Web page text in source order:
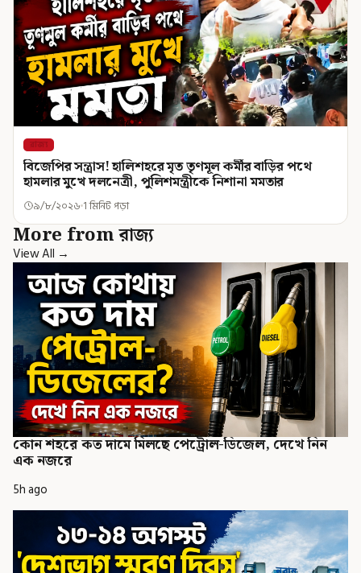
রাজ্য
বিজেপির সন্ত্রাস! হালিশহরে মৃত তৃণমূল কর্মীর বাড়ির পথে
হামলার মুখে দলনেত্রী, পুলিশমন্ত্রীকে নিশানা মমতার
৯/৮/২০২৬ 1 মিনিট পড়া
More from রাজ্য
View All →
কোন শহরে কত দামে মিলছে পেট্রোল-ডিজেল, দেখে নিন
এক নজরে
5h ago